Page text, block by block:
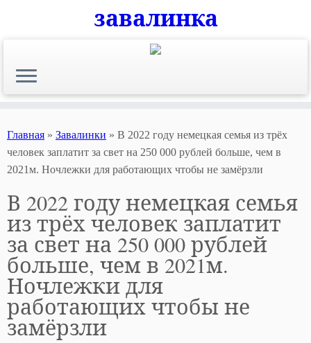
завалинка
Главная » Завалинки » В 2022 году немецкая семья из трёх
человек заплатит за свет на 250 000 рублей больше, чем в
2021м. Ночлежки для работающих чтобы не замёрзли
В 2022 году немецкая семья
из трёх человек заплатит
за свет на 250 000 рублей
больше, чем в 2021м.
Ночлежки для
работающих чтобы не
замёрзли